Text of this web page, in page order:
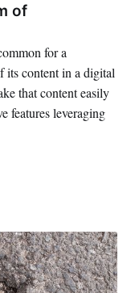
of
for a
its content in a digital
that content easily
features leveraging